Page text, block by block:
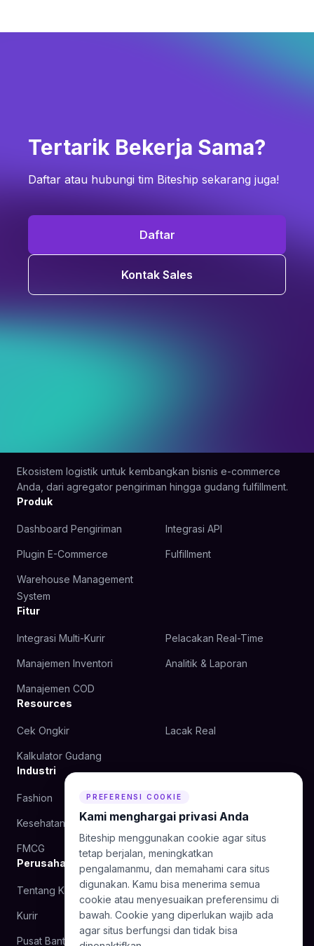
Tertarik Bekerja Sama?
Daftar atau hubungi tim Biteship sekarang juga!
Daftar
Kontak Sales
Ekosistem logistik untuk kembangkan bisnis e-commerce
Anda, dari agregator pengiriman hingga gudang fulfillment.
Produk
Dashboard Pengiriman Integrasi API
Plugin E-Commerce Fulfillment
Warehouse Management
System
Fitur
Integrasi Multi-Kurir Pelacakan Real-Time
Manajemen Inventori Analitik & Laporan
Manajemen COD
Resources
Cek Ongkir Lacak Real
Kalkulator Gudang
Industri
Fashion Kecantikan
Kesehatan Makanan
FMCG
Perusahaan
Tentang Kami Blog
Kurir Hubungi Kami
Pusat Bantuan
PREFERENSI COOKIE
Kami menghargai privasi Anda
Biteship menggunakan cookie agar situs
tetap berjalan, meningkatkan
pengalamanmu, dan memahami cara situs
digunakan. Kamu bisa menerima semua
cookie atau menyesuaikan preferensimu di
bawah. Cookie yang diperlukan wajib ada
agar situs berfungsi dan tidak bisa